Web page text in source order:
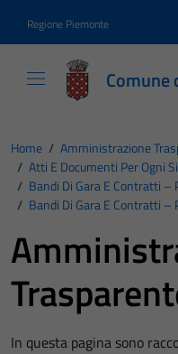
Regione Piemonte
Comune
Home / Amministrazione
/ Atti E Documenti Per Ogni
/ Bandi Di Gara E Contratti
/ Bandi Di Gara E Contratti
In questa pagina sono